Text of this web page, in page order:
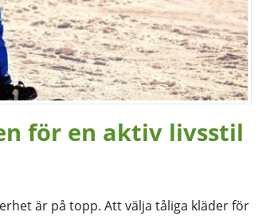
för en aktiv livsstil
är på topp. Att välja tåliga kläder för